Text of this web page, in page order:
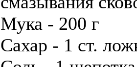
Мука - 200 г
Сахар - 1 ст.